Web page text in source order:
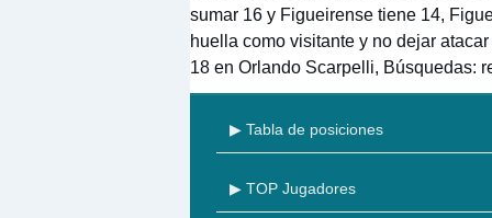
sumar 16 y Figueirense tiene 14,
huella como visitante y no dejar
18 en Orlando Scarpelli, Búsquedas:
▶ Tabla de posiciones
▶ TOP Jugadores